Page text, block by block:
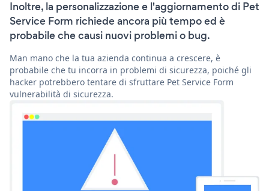
Inoltre, la personalizzazione e l'aggiornamento di Pet
Service Form richiede ancora più tempo ed è
probabile che causi nuovi problemi o bug.
Man mano che la tua azienda continua a crescere, è
probabile che tu incorra in problemi di sicurezza, poiché gli
hacker potrebbero tentare di sfruttare Pet Service Form
vulnerabilità di sicurezza.